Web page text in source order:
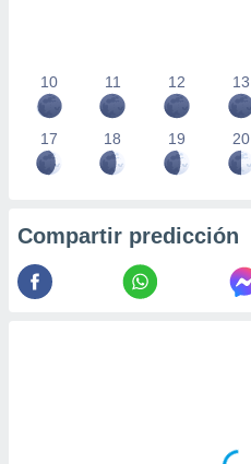
10 11 12 13
17 18 19 20
Compartir predicción